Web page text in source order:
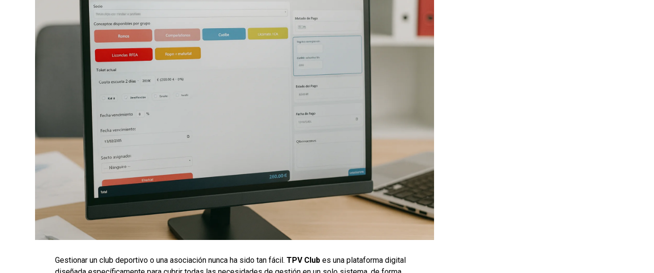
Gestionar un club deportivo o una asociación nunca ha sido tan fácil. TPV Club es una plataforma digital